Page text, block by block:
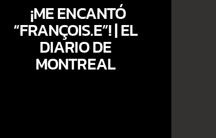
¡ME ENCANTÓ
“FRANÇOIS.E”! | EL
DIARIO DE
MONTREAL